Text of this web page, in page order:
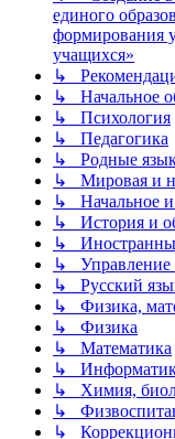
единого
формирования
учащихся»
↳
↳ Начальное
↳ Психология
↳ Педагогика
↳ Родные
↳ Мировая и
↳ Начальное и
↳ История и
↳
↳ Управление
↳ Русский
↳ Физика,
↳ Физика
↳ Математика
↳
↳ Химия,
↳
↳